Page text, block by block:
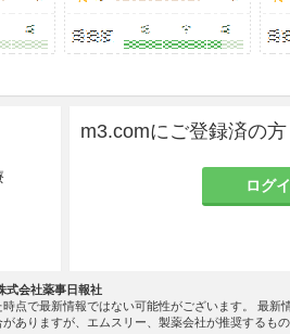
m3.comにご登録済の方
ログ
式会社薬事日報社
点で最新情報ではない可能性がございます。 最新
ありますが、エムスリー、製薬会社が推奨するもの